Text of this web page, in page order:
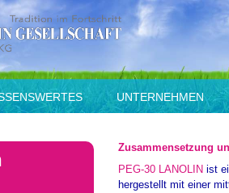
UNTERNEHMEN
Zusammensetzung
PEG-30 LANOLIN ist
hergestellt mit einer